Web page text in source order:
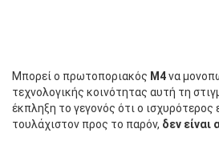
Μπορεί ο πρωτοποριακός M4να
τεχνολογικής κοινότητας αυτή τη
έκπληξη το γεγονός ότι ο ισχυρότερος
τουλάχιστον προς το παρόν, δεν είναι